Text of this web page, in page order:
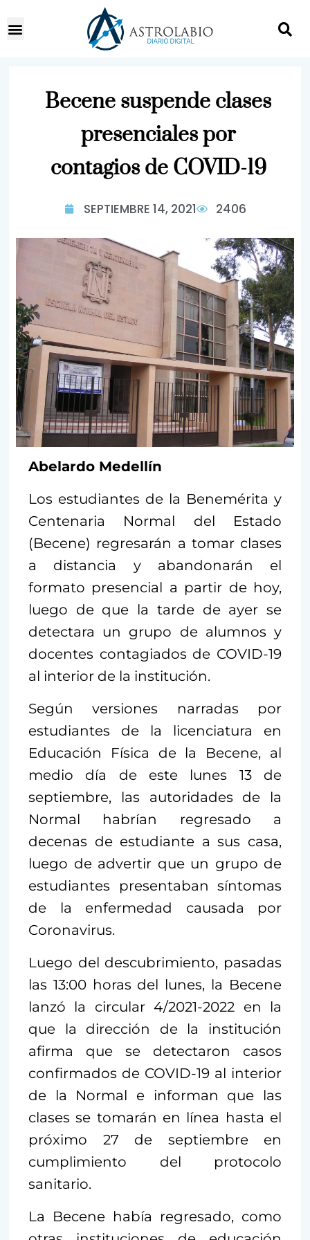
Becene suspende clases
presenciales por
contagios de COVID-19
SEPTIEMBRE 14, 2021 2406
Abelardo Medellín
Los estudiantes de la Benemérita y
Centenaria Normal del Estado
(Becene) regresarán a tomar clases
a distancia y abandonarán el
formato presencial a partir de hoy,
luego de que la tarde de ayer se
detectara un grupo de alumnos y
docentes contagiados de COVID-19
al interior de la institución.
Según versiones narradas por
estudiantes de la licenciatura en
Educación Física de la Becene, al
medio día de este lunes 13 de
septiembre, las autoridades de la
Normal habrían regresado a
decenas de estudiante a sus casa,
luego de advertir que un grupo de
estudiantes presentaban síntomas
de la enfermedad causada por
Coronavirus.
Luego del descubrimiento, pasadas
las 13:00 horas del lunes, la Becene
lanzó la circular 4/2021-2022 en la
que la dirección de la institución
afirma que se detectaron casos
confirmados de COVID-19 al interior
de la Normal e informan que las
clases se tomarán en línea hasta el
próximo 27 de septiembre en
cumplimiento del protocolo
sanitario.
La Becene había regresado, como